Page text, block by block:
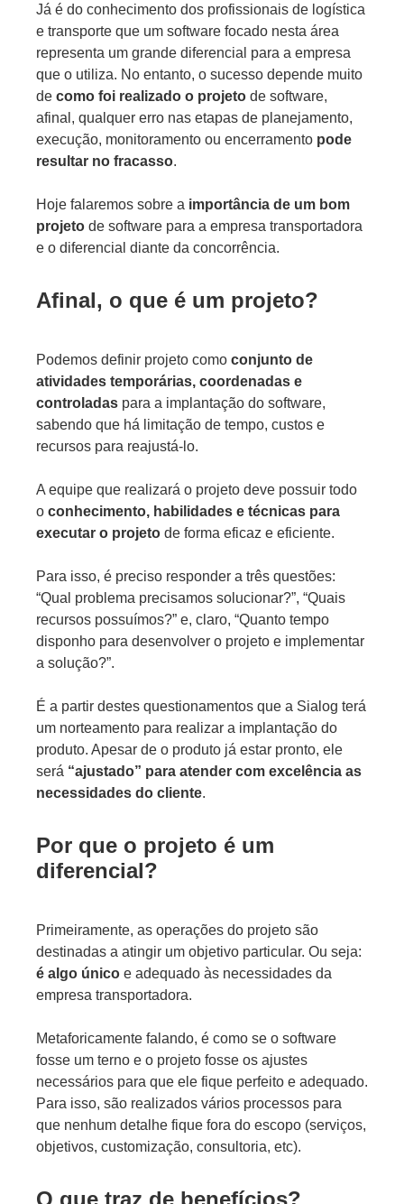
Já é do conhecimento dos profissionais de logística
e transporte que um software focado nesta área
representa um grande diferencial para a empresa
que o utiliza. No entanto, o sucesso depende muito
de como foi realizado o projeto de software,
afinal, qualquer erro nas etapas de planejamento,
execução, monitoramento ou encerramento pode
resultar no fracasso.
Hoje falaremos sobre a importância de um bom
projeto de software para a empresa transportadora
e o diferencial diante da concorrência.
Afinal, o que é um projeto?
Podemos definir projeto como conjunto de
atividades temporárias, coordenadas e
controladas para a implantação do software,
sabendo que há limitação de tempo, custos e
recursos para reajustá-lo.
A equipe que realizará o projeto deve possuir todo
o conhecimento, habilidades e técnicas para
executar o projeto de forma eficaz e eficiente.
Para isso, é preciso responder a três questões:
“Qual problema precisamos solucionar?”, “Quais
recursos possuímos?” e, claro, “Quanto tempo
disponho para desenvolver o projeto e implementar
a solução?”.
É a partir destes questionamentos que a Sialog terá
um norteamento para realizar a implantação do
produto. Apesar de o produto já estar pronto, ele
será “ajustado” para atender com excelência as
necessidades do cliente.
Por que o projeto é um
diferencial?
Primeiramente, as operações do projeto são
destinadas a atingir um objetivo particular. Ou seja:
é algo único e adequado às necessidades da
empresa transportadora.
Metaforicamente falando, é como se o software
fosse um terno e o projeto fosse os ajustes
necessários para que ele fique perfeito e adequado.
Para isso, são realizados vários processos para
que nenhum detalhe fique fora do escopo (serviços,
objetivos, customização, consultoria, etc).
O que traz de benefícios?